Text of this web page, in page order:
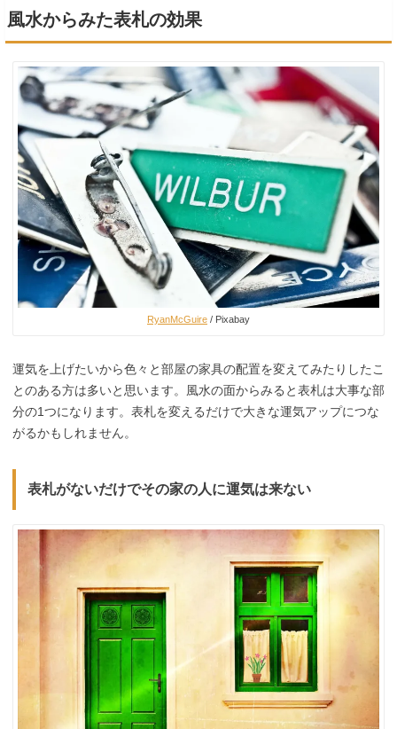
風水からみた表札の効果
RyanMcGuire / Pixabay
運気を上げたいから色々と部屋の家具の配置を変えてみたりしたこ
とのある方は多いと思います。風水の面からみると表札は大事な部
分の1つになります。表札を変えるだけで大きな運気アップにつな
がるかもしれません。
表札がないだけでその家の人に運気は来ない